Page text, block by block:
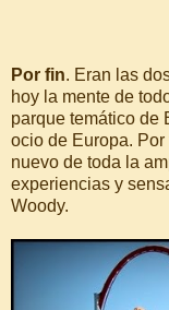
Por fin. Eran las
hoy la mente de
parque temático de
ocio de Europa.
nuevo de toda la
experiencias y
Woody.